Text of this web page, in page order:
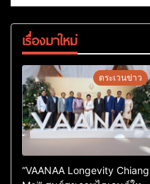
เรื่องมาใหม่
ตระเวนข่าว
“VAANAA Longevity Chiang